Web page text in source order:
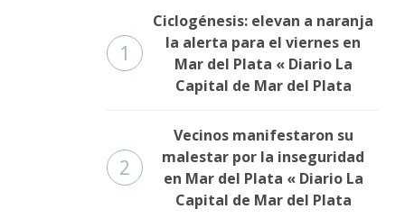
1
Ciclogénesis: elevan a naranja
la alerta para el viernes en
Mar del Plata « Diario La
Capital de Mar del Plata
2
Vecinos manifestaron su
malestar por la inseguridad
en Mar del Plata « Diario La
Capital de Mar del Plata